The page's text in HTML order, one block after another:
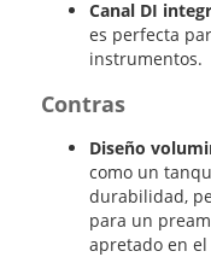
Canal DI
es perfecta
instrumentos.
Contras
Diseño
como un
durabilidad,
para un
apretado en el